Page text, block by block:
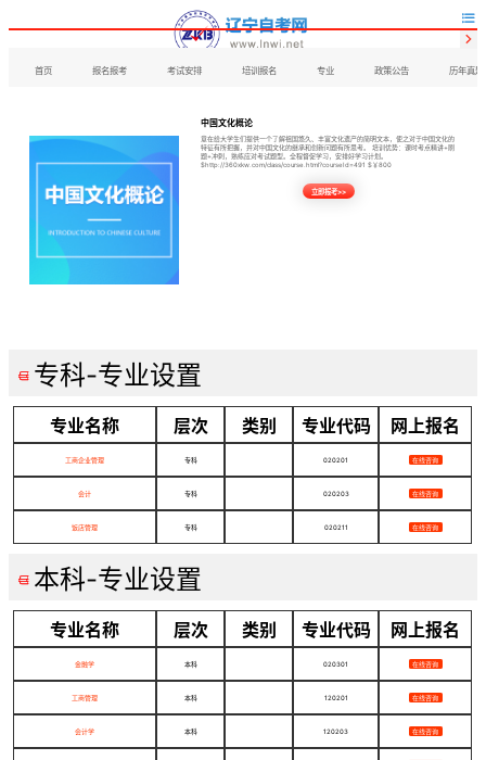

首页 报名报考 考试安排 培训报名 专业 政策公告 历年真题

中国文化概论
意在给大学生们提供一个了解祖国悠久、丰富文化遗产的简明文本，使之对于中国文化的
特征有所把握，并对中国文化的继承和创新问题有所思考。 培训优势：课时考点精讲+刷
题+冲刺，熟练应对考试题型。全程督促学习，安排好学习计划。
$http://360xkw.com/class/course.html?courseId=491 $￥800
立即报考>>
 专科-专业设置
专业名称 层次 类别 专业代码 网上报名
工商企业管理 专科 020201 在线咨询
会计 专科 020203 在线咨询
饭店管理 专科 020211 在线咨询
 本科-专业设置
专业名称 层次 类别 专业代码 网上报名
金融学 本科 020301 在线咨询
工商管理 本科 120201 在线咨询
会计学 本科 120203 在线咨询